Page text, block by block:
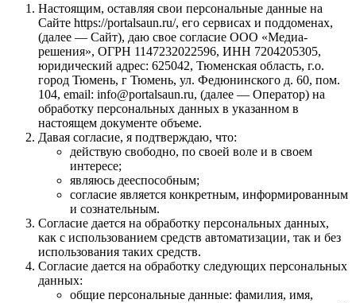
Настоящим, оставляя свои персональные данные на
Сайте https://portalsaun.ru/, его сервисах и поддоменах,
(далее — Сайт), даю свое согласие ООО «Медиа-
решения», ОГРН 1147232022596, ИНН 7204205305,
юридический адрес: 625042, Тюменская область, г.о.
город Тюмень, г Тюмень, ул. Федюнинского д. 60, пом.
104, email: info@portalsaun.ru, (далее — Оператор) на
обработку персональных данных в указанном в
настоящем документе объеме.
Давая согласие, я подтверждаю, что:
действую свободно, по своей воле и в своем
интересе;
являюсь дееспособным;
согласие является конкретным, информированным
и сознательным.
Согласие дается на обработку персональных данных,
как с использованием средств автоматизации, так и без
использования таких средств.
Согласие дается на обработку следующих персональных
данных:
общие персональные данные: фамилия, имя,